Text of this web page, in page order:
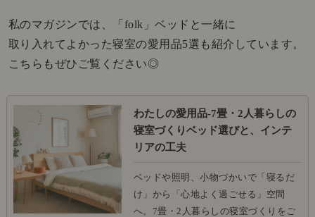
私のマガジンでは、「folk」ベッドと一緒に
取り入れてよかった寝室の愛用品5選も紹介しています。
こちらもぜひご覧ください◎
わたしの愛用品-7畳・2人暮らしの
寝室づくりベッド選びと、インテ
リアの工夫
ベッドや照明、小物づかいで「寝るだ
け」から「心地よく過ごせる」空間
へ。7畳・2人暮らしの寝室づくりをご